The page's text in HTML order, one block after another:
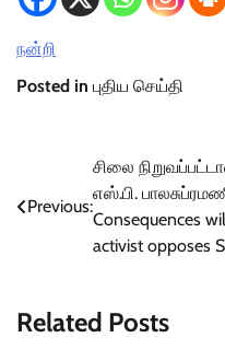
நன்றி
Posted in புதிய செய்தி
navigation
Previous:
சிலை
எஸ்.பி.
Consequences
activist opposes
Related Posts